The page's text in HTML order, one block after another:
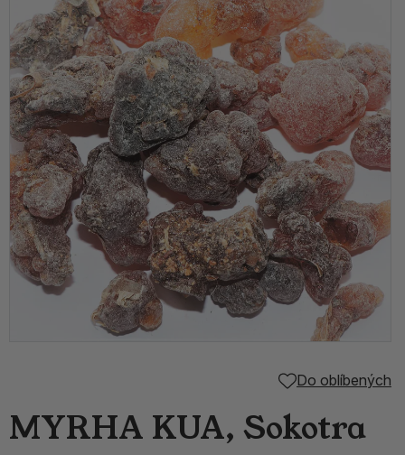
Do oblíbených
MYRHA KUA, Sokotra